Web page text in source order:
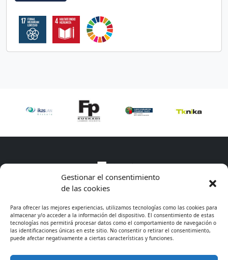
Gestionar el consentimiento
de las cookies
Para ofrecer las mejores experiencias, utilizamos tecnologías como las cookies para
almacenar y/o acceder a la información del dispositivo. El consentimiento de estas
tecnologías nos permitirá procesar datos como el comportamiento de navegación o
las identificaciones únicas en este sitio. No consentir o retirar el consentimiento,
puede afectar negativamente a ciertas características y funciones.